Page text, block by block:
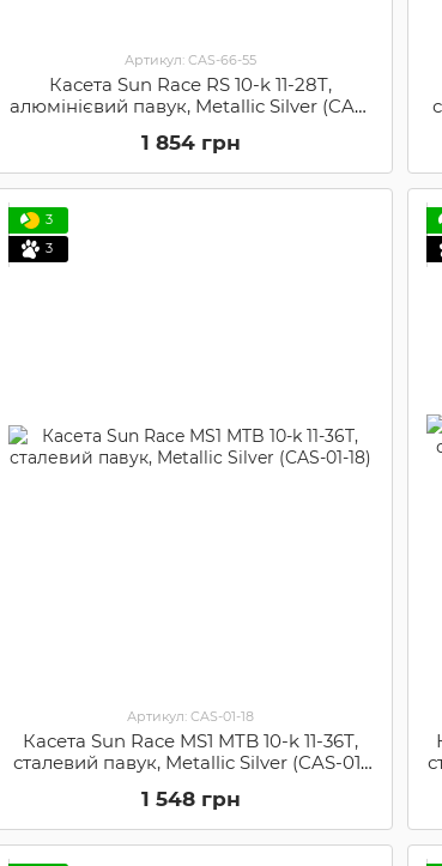
Артикул: CAS-66-55
Касета Sun Race RS 10-k 11-28T,
алюмінієвий павук, Metallic Silver (CAS-
1 854 грн
3
3
Артикул: CAS-01-18
Касета Sun Race MS1 MTB 10-k 11-36T,
сталевий павук, Metallic Silver (CAS-01-
1 548 грн